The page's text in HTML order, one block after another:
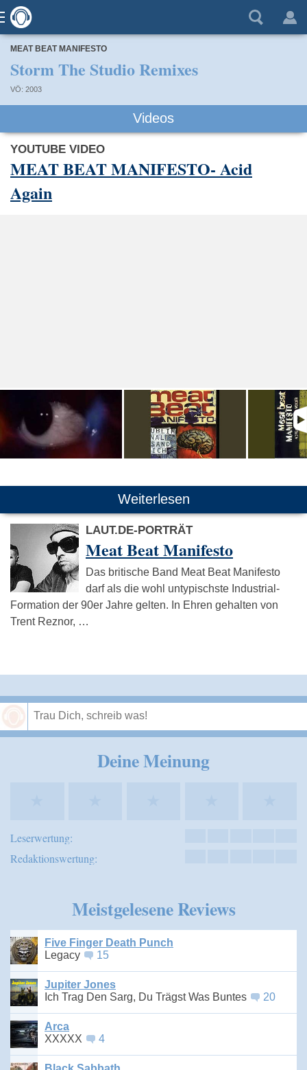
MEAT BEAT MANIFESTO
Storm The Studio Remixes
VÖ: 2003
Videos
YOUTUBE VIDEO
MEAT BEAT MANIFESTO- Acid
Again
Weiterlesen
LAUT.DE-PORTRÄT
Meat Beat Manifesto
Das britische Band Meat Beat Manifesto
darf als die wohl untypischste Industrial-
Formation der 90er Jahre gelten. In Ehren gehalten von
Trent Reznor, …
Deine Meinung
Leserwertung:
Redaktionswertung:
Meistgelesene Reviews
Five Finger Death Punch
Legacy
15
Jupiter Jones
Ich Trag Den Sarg, Du Trägst Was Buntes
20
Arca
XXXXX
4